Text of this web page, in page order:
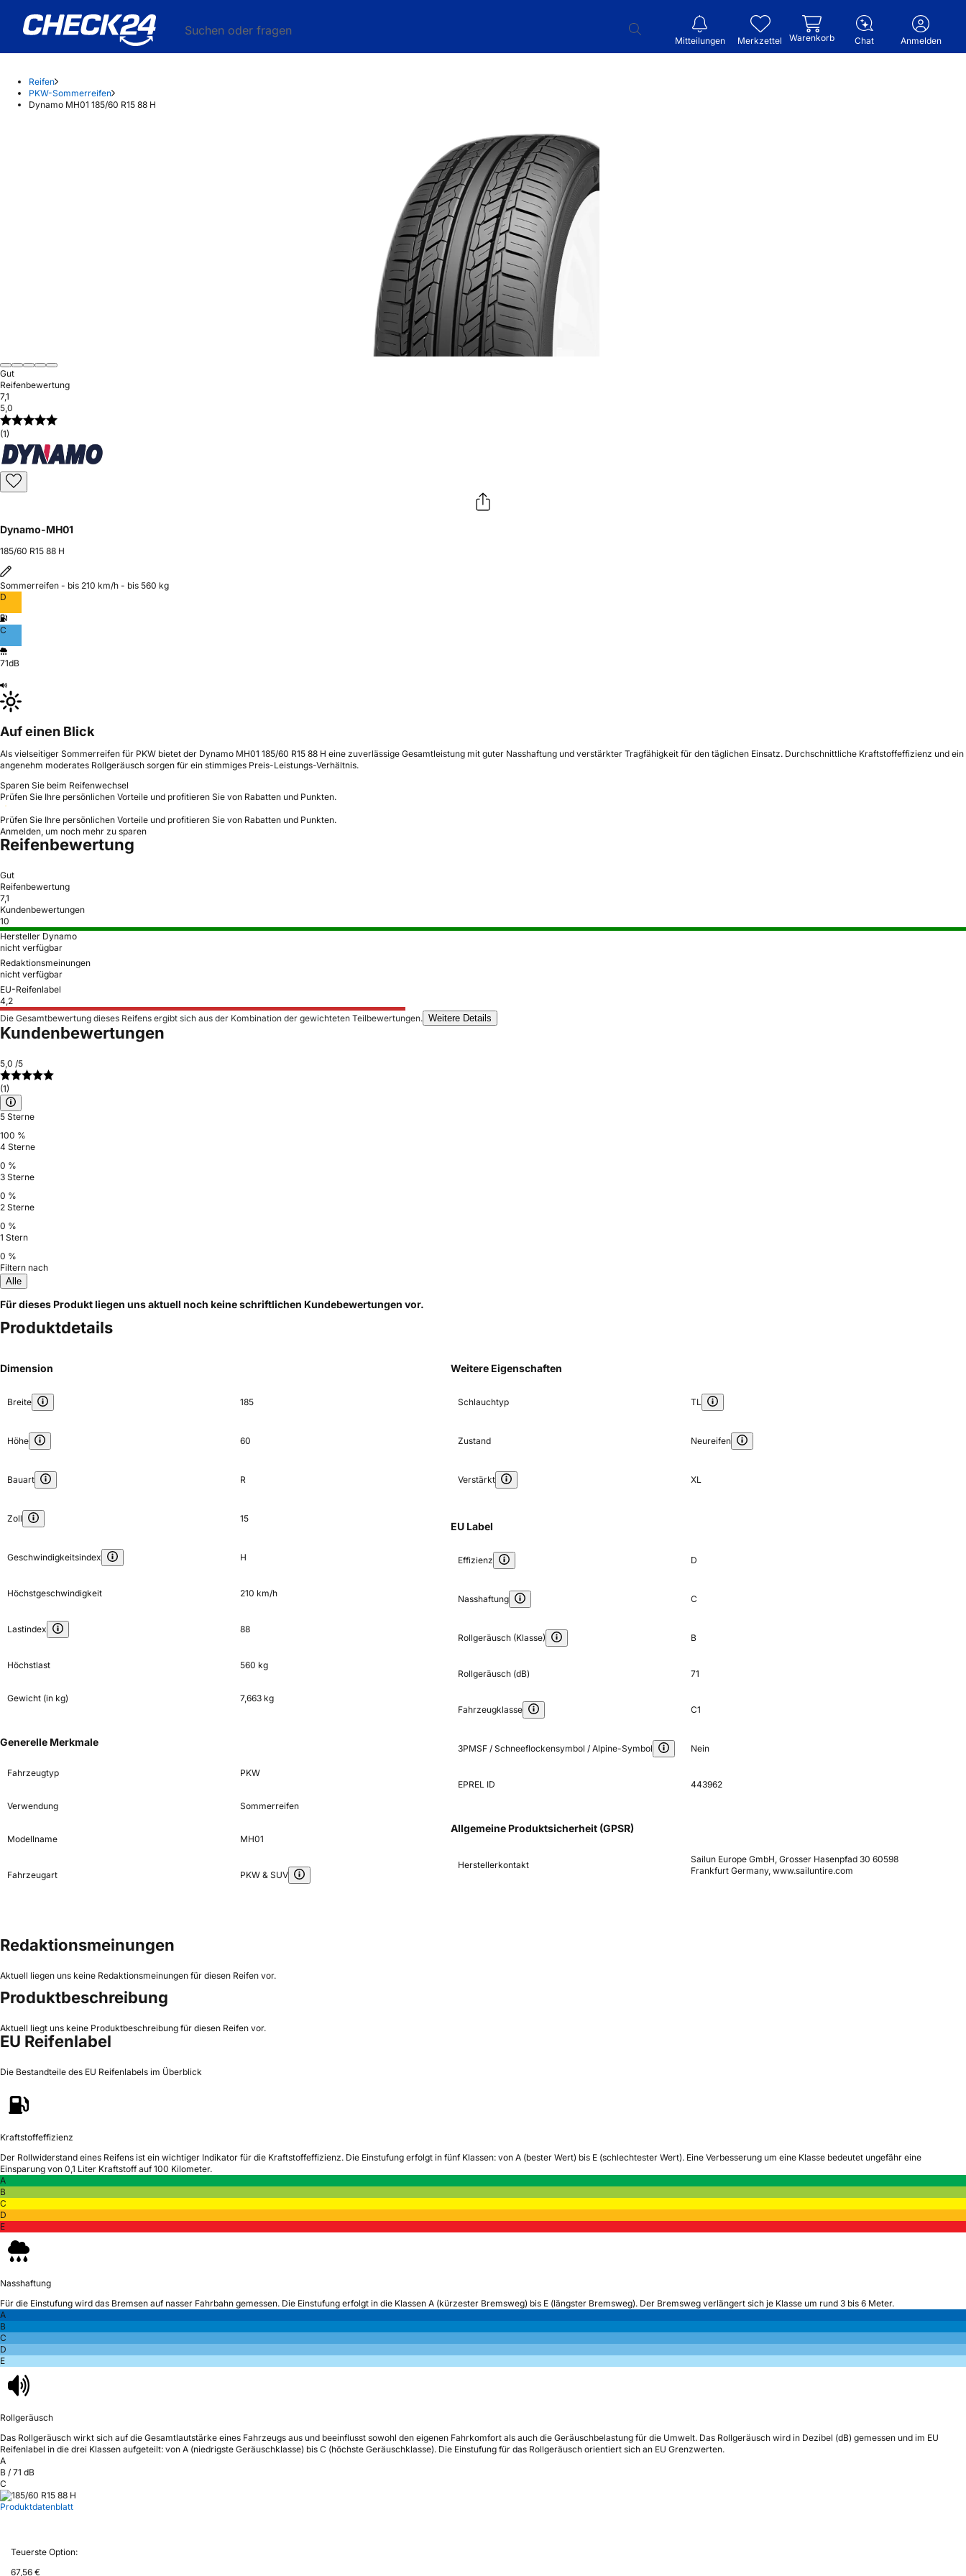
Suchen oder fragen
Mitteilungen Merkzettel Warenkorb Chat Anmelden
Reifen
PKW-Sommerreifen
Dynamo MH01 185/60 R15 88 H
Gut
Reifenbewertung
7,1
5,0
(1)
Dynamo-MH01
185/60 R15 88 H
Sommerreifen - bis 210 km/h - bis 560 kg
D
C
71dB
Auf einen Blick
Als vielseitiger Sommerreifen für PKW bietet der Dynamo MH01 185/60 R15 88 H eine zuverlässige Gesamtleistung mit guter Nasshaftung und verstärkter Tragfähigkeit für den täglichen Einsatz. Durchschnittliche Kraftstoffeffizienz und ein
angenehm moderates Rollgeräusch sorgen für ein stimmiges Preis-Leistungs-Verhältnis.
Sparen Sie beim Reifenwechsel
Prüfen Sie Ihre persönlichen Vorteile und profitieren Sie von Rabatten und Punkten.
Prüfen Sie Ihre persönlichen Vorteile und profitieren Sie von Rabatten und Punkten.
Anmelden, um noch mehr zu sparen
Reifenbewertung
Gut
Reifenbewertung
7,1
Kundenbewertungen
10
Hersteller Dynamo
nicht verfügbar
Redaktionsmeinungen
nicht verfügbar
EU-Reifenlabel
4,2
Die Gesamtbewertung dieses Reifens ergibt sich aus der Kombination der gewichteten Teilbewertungen. Weitere Details
Kundenbewertungen
5,0 /5
(1)
5 Sterne
100 %
4 Sterne
0 %
3 Sterne
0 %
2 Sterne
0 %
1 Stern
0 %
Filtern nach
Alle
Für dieses Produkt liegen uns aktuell noch keine schriftlichen Kundebewertungen vor.
Produktdetails
Dimension
Breite 185
Höhe 60
Bauart R
Zoll 15
Geschwindigkeitsindex H
Höchstgeschwindigkeit 210 km/h
Lastindex 88
Höchstlast 560 kg
Gewicht (in kg) 7,663 kg
Generelle Merkmale
Fahrzeugtyp PKW
Verwendung Sommerreifen
Modellname MH01
Fahrzeugart PKW & SUV
Weitere Eigenschaften
Schlauchtyp TL
Zustand Neureifen
Verstärkt XL
EU Label
Effizienz D
Nasshaftung C
Rollgeräusch (Klasse) B
Rollgeräusch (dB) 71
Fahrzeugklasse C1
3PMSF / Schneeflockensymbol / Alpine-Symbol Nein
EPREL ID 443962
Allgemeine Produktsicherheit (GPSR)
Herstellerkontakt
Sailun Europe GmbH, Grosser Hasenpfad 30 60598
Frankfurt Germany, www.sailuntire.com
Redaktionsmeinungen
Aktuell liegen uns keine Redaktionsmeinungen für diesen Reifen vor.
Produktbeschreibung
Aktuell liegt uns keine Produktbeschreibung für diesen Reifen vor.
EU Reifenlabel
Die Bestandteile des EU Reifenlabels im Überblick
Kraftstoffeffizienz
Der Rollwiderstand eines Reifens ist ein wichtiger Indikator für die Kraftstoffeffizienz. Die Einstufung erfolgt in fünf Klassen: von A (bester Wert) bis E (schlechtester Wert). Eine Verbesserung um eine Klasse bedeutet ungefähr eine
Einsparung von 0,1 Liter Kraftstoff auf 100 Kilometer.
A
B
C
D
E
Nasshaftung
Für die Einstufung wird das Bremsen auf nasser Fahrbahn gemessen. Die Einstufung erfolgt in die Klassen A (kürzester Bremsweg) bis E (längster Bremsweg). Der Bremsweg verlängert sich je Klasse um rund 3 bis 6 Meter.
A
B
C
D
E
Rollgeräusch
Das Rollgeräusch wirkt sich auf die Gesamtlautstärke eines Fahrzeugs aus und beeinflusst sowohl den eigenen Fahrkomfort als auch die Geräuschbelastung für die Umwelt. Das Rollgeräusch wird in Dezibel (dB) gemessen und im EU
Reifenlabel in die drei Klassen aufgeteilt: von A (niedrigste Geräuschklasse) bis C (höchste Geräuschklasse). Die Einstufung für das Rollgeräusch orientiert sich an EU Grenzwerten.
A
B / 71 dB
C
Produktdatenblatt
Teuerste Option:
67,56 €